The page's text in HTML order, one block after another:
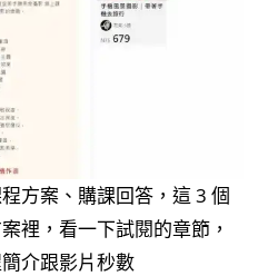
方案、購課回答，這 3 個
裡，看一下試閱的章節，
介跟影片秒數